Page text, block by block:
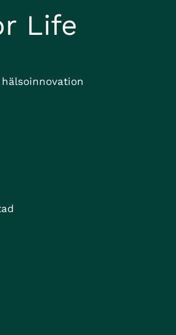
Life
annan webbplats, öppnas i nytt